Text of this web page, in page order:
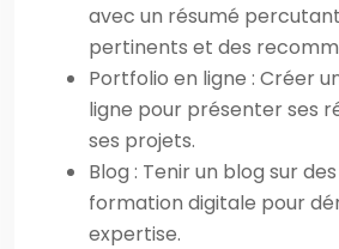
avec un résumé
pertinents et des
Portfolio en ligne : Créer
ligne pour présenter ses
ses projets.
Blog : Tenir un blog sur
formation digitale pour
expertise.